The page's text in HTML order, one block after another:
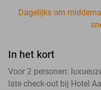
Dagelijks om
In het kort
Voor 2 personen:
late check-out bij Hotel